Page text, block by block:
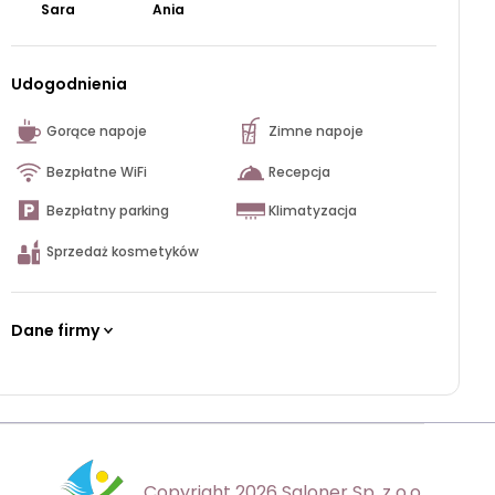
Sara Ania
Udogodnienia
Gorące napoje Zimne napoje
Bezpłatne WiFi Recepcja
Bezpłatny parking Klimatyzacja
Sprzedaż kosmetyków
Dane firmy